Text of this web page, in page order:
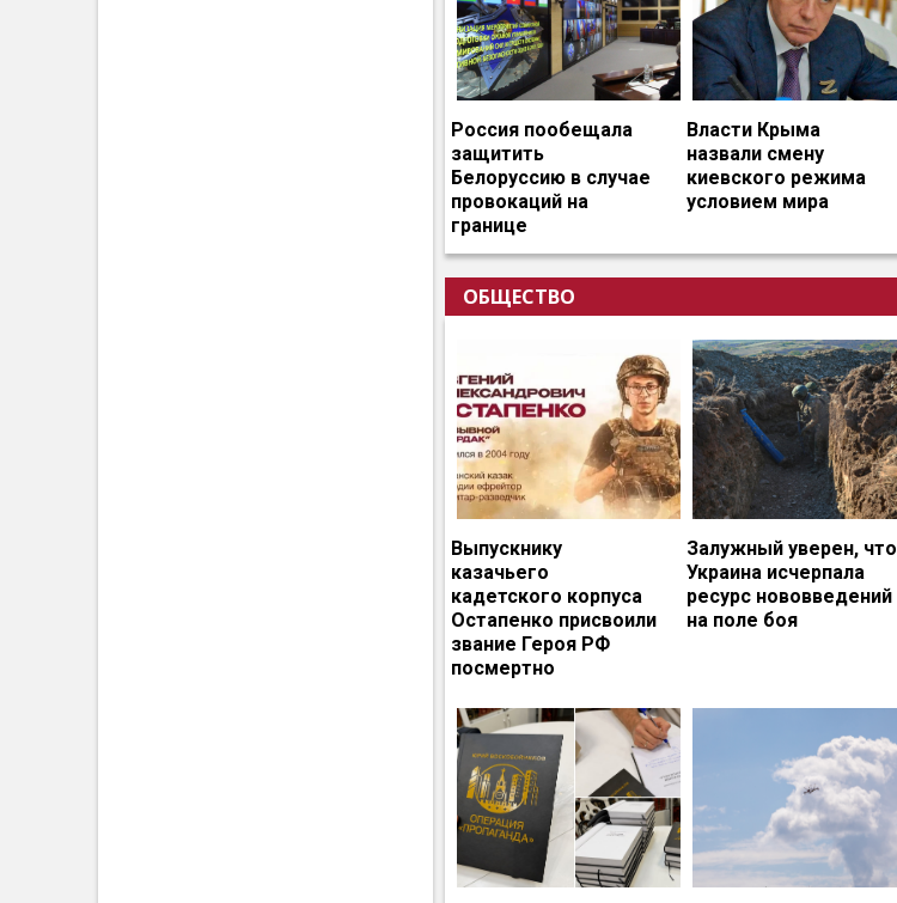
Россия пообещала
защитить
Белоруссию в случае
провокаций на
границе
Власти Крыма
назвали смену
киевского режима
условием мира
ОБЩЕСТВО
Выпускнику
казачьего
кадетского корпуса
Остапенко присвоили
звание Героя РФ
посмертно
Залужный уверен, что
Украина исчерпала
ресурс нововведений
на поле боя